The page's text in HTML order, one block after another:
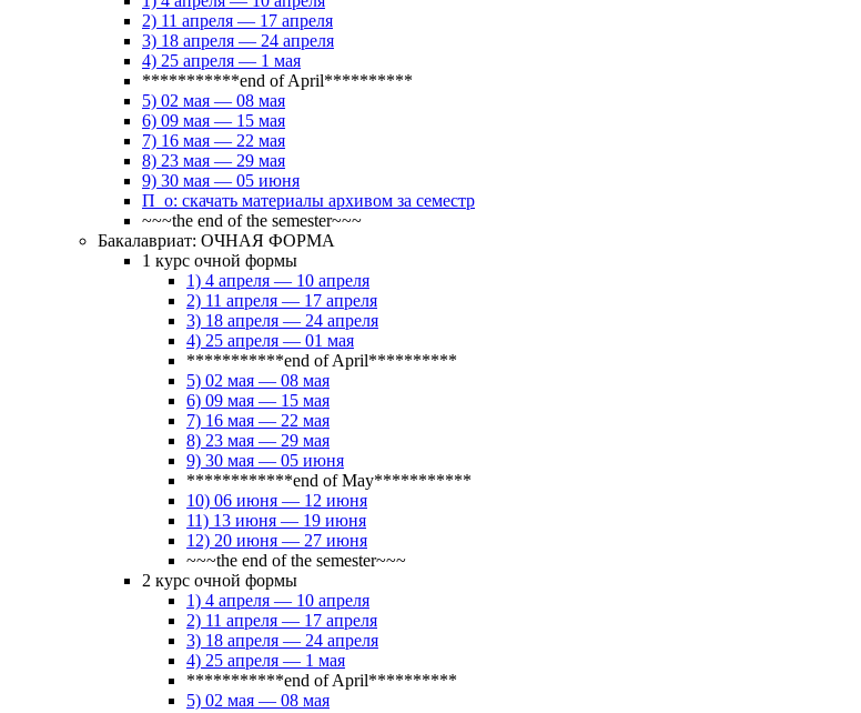
2) 11 апреля — 17 апреля
3) 18 апреля — 24 апреля
4) 25 апреля — 1 мая
***********end of April**********
5) 02 мая — 08 мая
6) 09 мая — 15 мая
7) 16 мая — 22 мая
8) 23 мая — 29 мая
9) 30 мая — 05 июня
П_о: скачать материалы архивом за семестр
~~~the end of the semester~~~
Бакалавриат: ОЧНАЯ ФОРМА
1 курс очной формы
1) 4 апреля — 10 апреля
2) 11 апреля — 17 апреля
3) 18 апреля — 24 апреля
4) 25 апреля — 01 мая
***********end of April**********
5) 02 мая — 08 мая
6) 09 мая — 15 мая
7) 16 мая — 22 мая
8) 23 мая — 29 мая
9) 30 мая — 05 июня
************end of May***********
10) 06 июня — 12 июня
11) 13 июня — 19 июня
12) 20 июня — 27 июня
~~~the end of the semester~~~
2 курс очной формы
1) 4 апреля — 10 апреля
2) 11 апреля — 17 апреля
3) 18 апреля — 24 апреля
4) 25 апреля — 1 мая
***********end of April**********
5) 02 мая — 08 мая